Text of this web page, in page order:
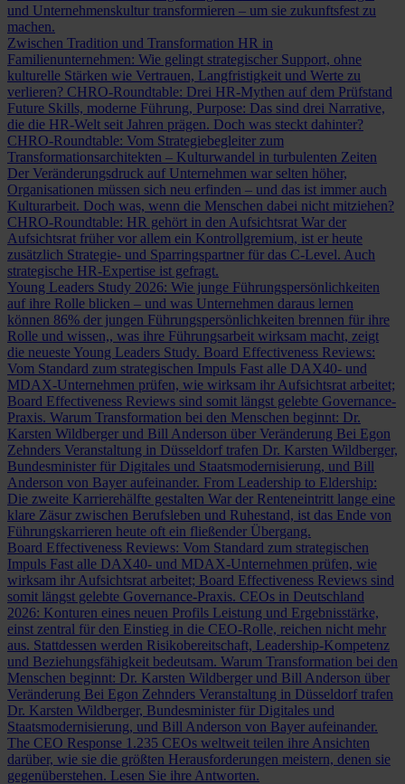
und Unternehmenskultur transformieren – um sie zukunftsfest zu
machen.
Zwischen Tradition und Transformation HR in
Familienunternehmen: Wie gelingt strategischer Support, ohne
kulturelle Stärken wie Vertrauen, Langfristigkeit und Werte zu
verlieren? CHRO-Roundtable: Drei HR-Mythen auf dem Prüfstand
Future Skills, moderne Führung, Purpose: Das sind drei Narrative,
die die HR-Welt seit Jahren prägen. Doch was steckt dahinter?
CHRO-Roundtable: Vom Strategiebegleiter zum
Transformationsarchitekten – Kulturwandel in turbulenten Zeiten
Der Veränderungsdruck auf Unternehmen war selten höher,
Organisationen müssen sich neu erfinden – und das ist immer auch
Kulturarbeit. Doch was, wenn die Menschen dabei nicht mitziehen?
CHRO-Roundtable: HR gehört in den Aufsichtsrat War der
Aufsichtsrat früher vor allem ein Kontrollgremium, ist er heute
zusätzlich Strategie- und Sparringspartner für das C-Level. Auch
strategische HR-Expertise ist gefragt.
Young Leaders Study 2026: Wie junge Führungspersönlichkeiten
auf ihre Rolle blicken – und was Unternehmen daraus lernen
können 86% der jungen Führungspersönlichkeiten brennen für ihre
Rolle und wissen,, was ihre Führungsarbeit wirksam macht, zeigt
die neueste Young Leaders Study. Board Effectiveness Reviews:
Vom Standard zum strategischen Impuls Fast alle DAX40- und
MDAX-Unternehmen prüfen, wie wirksam ihr Aufsichtsrat arbeitet;
Board Effectiveness Reviews sind somit längst gelebte Governance-
Praxis. Warum Transformation bei den Menschen beginnt: Dr.
Karsten Wildberger und Bill Anderson über Veränderung Bei Egon
Zehnders Veranstaltung in Düsseldorf trafen Dr. Karsten Wildberger,
Bundesminister für Digitales und Staatsmodernisierung, und Bill
Anderson von Bayer aufeinander. From Leadership to Eldership:
Die zweite Karrierehälfte gestalten War der Renteneintritt lange eine
klare Zäsur zwischen Berufsleben und Ruhestand, ist das Ende von
Führungskarrieren heute oft ein fließender Übergang.
Board Effectiveness Reviews: Vom Standard zum strategischen
Impuls Fast alle DAX40- und MDAX-Unternehmen prüfen, wie
wirksam ihr Aufsichtsrat arbeitet; Board Effectiveness Reviews sind
somit längst gelebte Governance-Praxis. CEOs in Deutschland
2026: Konturen eines neuen Profils Leistung und Ergebnisstärke,
einst zentral für den Einstieg in die CEO-Rolle, reichen nicht mehr
aus. Stattdessen werden Risikobereitschaft, Leadership-Kompetenz
und Beziehungsfähigkeit bedeutsam. Warum Transformation bei den
Menschen beginnt: Dr. Karsten Wildberger und Bill Anderson über
Veränderung Bei Egon Zehnders Veranstaltung in Düsseldorf trafen
Dr. Karsten Wildberger, Bundesminister für Digitales und
Staatsmodernisierung, und Bill Anderson von Bayer aufeinander.
The CEO Response 1.235 CEOs weltweit teilen ihre Ansichten
darüber, wie sie die größten Herausforderungen meistern, denen sie
gegenüberstehen. Lesen Sie ihre Antworten.